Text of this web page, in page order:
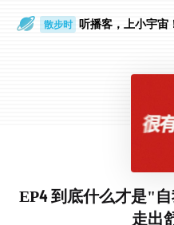
散步时 听播客，上小宇宙
EP4 到底什么才是"
走出